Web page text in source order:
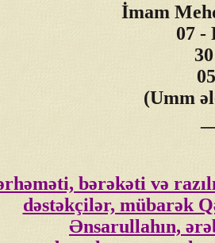
İmam
07 -
(Umm
bərəkəti və
dəstəkçilər, mübarək
Ənsarullahın,